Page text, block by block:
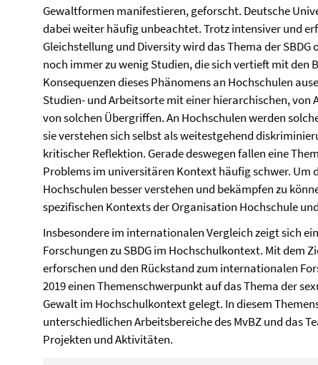
Gewaltformen manifestieren, geforscht. Deutsche
dabei weiter häufig unbeachtet. Trotz intensiver und
Gleichstellung und Diversity wird das Thema der
noch immer zu wenig Studien, die sich vertieft mit den
Konsequenzen dieses Phänomens an Hochschulen
Studien- und Arbeitsorte mit einer hierarchischen,
von solchen Übergriffen. An Hochschulen werden
sie verstehen sich selbst als weitestgehend
kritischer Reflektion. Gerade deswegen fallen eine
Problems im universitären Kontext häufig schwer. Um
Hochschulen besser verstehen und bekämpfen zu
spezifischen Kontexts der Organisation Hochschule
Insbesondere im internationalen Vergleich zeigt sich
Forschungen zu SBDG im Hochschulkontext. Mit dem
erforschen und den Rückstand zum internationalen
2019 einen Themenschwerpunkt auf das Thema der
Gewalt im Hochschulkontext gelegt. In diesem
unterschiedlichen Arbeitsbereiche des MvBZ und das
Projekten und Aktivitäten.